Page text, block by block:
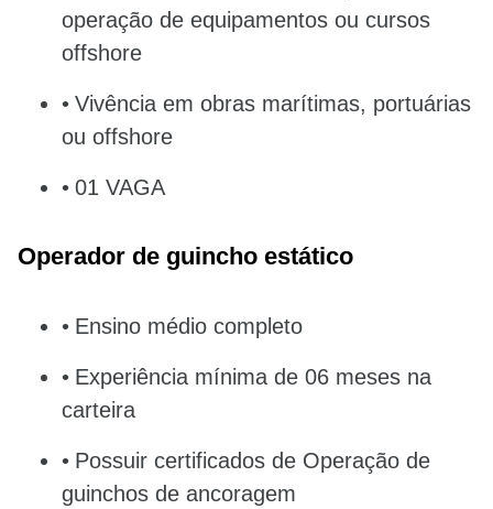
operação de equipamentos ou cursos
offshore
Vivência em obras marítimas, portuárias
ou offshore
01 VAGA
Operador de guincho estático
Ensino médio completo
Experiência mínima de 06 meses na
carteira
Possuir certificados de Operação de
guinchos de ancoragem